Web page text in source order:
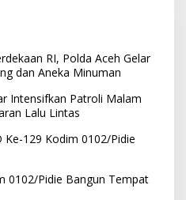
RI, Polda Aceh Gelar
dan Aneka Minuman
Intensifkan Patroli Malam
Lalu Lintas
Ke-129 Kodim 0102/Pidie
0102/Pidie Bangun Tempat